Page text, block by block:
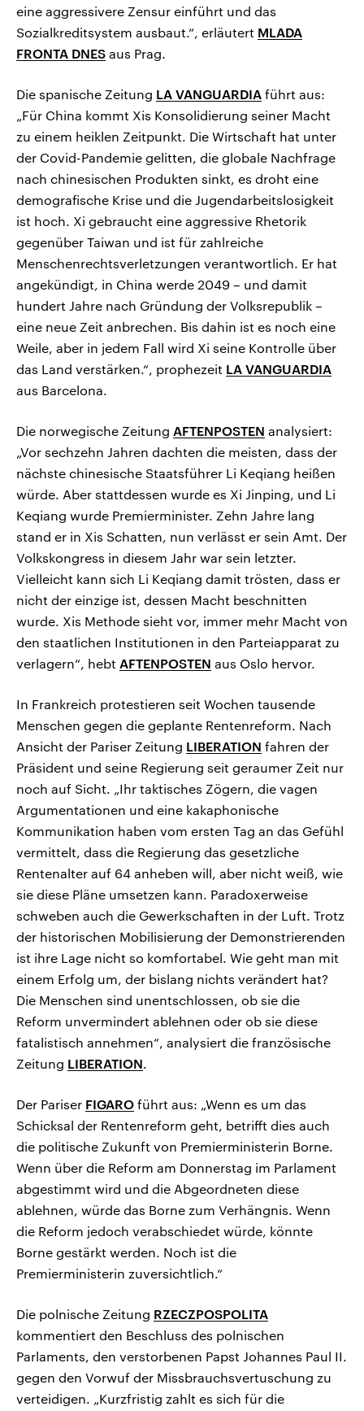
eine aggressivere Zensur einführt und das
Sozialkreditsystem ausbaut.“, erläutert MLADA
FRONTA DNES aus Prag.
Die spanische Zeitung LA VANGUARDIA führt aus:
„Für China kommt Xis Konsolidierung seiner Macht
zu einem heiklen Zeitpunkt. Die Wirtschaft hat unter
der Covid-Pandemie gelitten, die globale Nachfrage
nach chinesischen Produkten sinkt, es droht eine
demografische Krise und die Jugendarbeitslosigkeit
ist hoch. Xi gebraucht eine aggressive Rhetorik
gegenüber Taiwan und ist für zahlreiche
Menschenrechtsverletzungen verantwortlich. Er hat
angekündigt, in China werde 2049 – und damit
hundert Jahre nach Gründung der Volksrepublik –
eine neue Zeit anbrechen. Bis dahin ist es noch eine
Weile, aber in jedem Fall wird Xi seine Kontrolle über
das Land verstärken.“, prophezeit LA VANGUARDIA
aus Barcelona.
Die norwegische Zeitung AFTENPOSTEN analysiert:
„Vor sechzehn Jahren dachten die meisten, dass der
nächste chinesische Staatsführer Li Keqiang heißen
würde. Aber stattdessen wurde es Xi Jinping, und Li
Keqiang wurde Premierminister. Zehn Jahre lang
stand er in Xis Schatten, nun verlässt er sein Amt. Der
Volkskongress in diesem Jahr war sein letzter.
Vielleicht kann sich Li Keqiang damit trösten, dass er
nicht der einzige ist, dessen Macht beschnitten
wurde. Xis Methode sieht vor, immer mehr Macht von
den staatlichen Institutionen in den Parteiapparat zu
verlagern“, hebt AFTENPOSTEN aus Oslo hervor.
In Frankreich protestieren seit Wochen tausende
Menschen gegen die geplante Rentenreform. Nach
Ansicht der Pariser Zeitung LIBERATION fahren der
Präsident und seine Regierung seit geraumer Zeit nur
noch auf Sicht. „Ihr taktisches Zögern, die vagen
Argumentationen und eine kakaphonische
Kommunikation haben vom ersten Tag an das Gefühl
vermittelt, dass die Regierung das gesetzliche
Rentenalter auf 64 anheben will, aber nicht weiß, wie
sie diese Pläne umsetzen kann. Paradoxerweise
schweben auch die Gewerkschaften in der Luft. Trotz
der historischen Mobilisierung der Demonstrierenden
ist ihre Lage nicht so komfortabel. Wie geht man mit
einem Erfolg um, der bislang nichts verändert hat?
Die Menschen sind unentschlossen, ob sie die
Reform unvermindert ablehnen oder ob sie diese
fatalistisch annehmen“, analysiert die französische
Zeitung LIBERATION.
Der Pariser FIGARO führt aus: „Wenn es um das
Schicksal der Rentenreform geht, betrifft dies auch
die politische Zukunft von Premierministerin Borne.
Wenn über die Reform am Donnerstag im Parlament
abgestimmt wird und die Abgeordneten diese
ablehnen, würde das Borne zum Verhängnis. Wenn
die Reform jedoch verabschiedet würde, könnte
Borne gestärkt werden. Noch ist die
Premierministerin zuversichtlich.“
Die polnische Zeitung RZECZPOSPOLITA
kommentiert den Beschluss des polnischen
Parlaments, den verstorbenen Papst Johannes Paul II.
gegen den Vorwuf der Missbrauchsvertuschung zu
verteidigen. „Kurzfristig zahlt es sich für die